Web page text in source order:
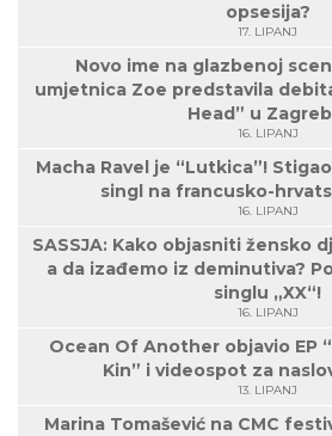
opsesija?
17. LIPANJ
Novo ime na glazbenoj
umjetnica Zoe predstavila
Head” u
16. LIPANJ
Macha Ravel je “Lutkica”!
singl na francusko-
16. LIPANJ
SASSJA: Kako objasniti žensko
a da izađemo iz deminutiva?
singlu „XX“!
16. LIPANJ
Ocean Of Another objavio EP
Kin” i videospot za
13. LIPANJ
Marina Tomašević na CMC